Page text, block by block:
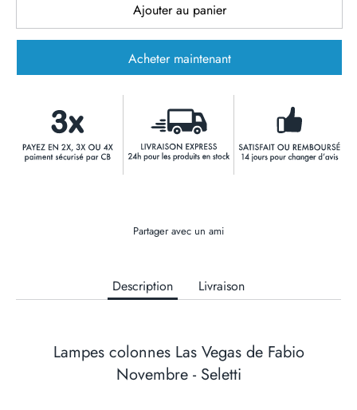
Ajouter au panier
Acheter maintenant
Partager avec un ami
Description Livraison
Lampes colonnes Las Vegas de Fabio
Novembre - Seletti